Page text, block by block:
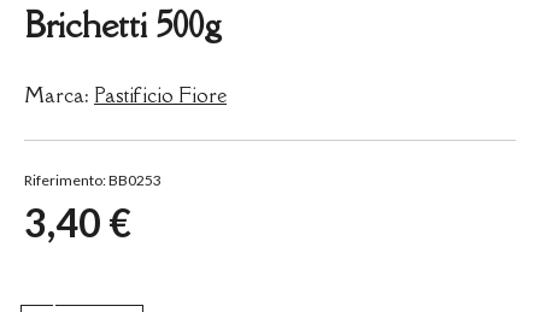
Brichetti 500g
Marca: Pastificio Fiore
Riferimento: BB0253
3,40 €